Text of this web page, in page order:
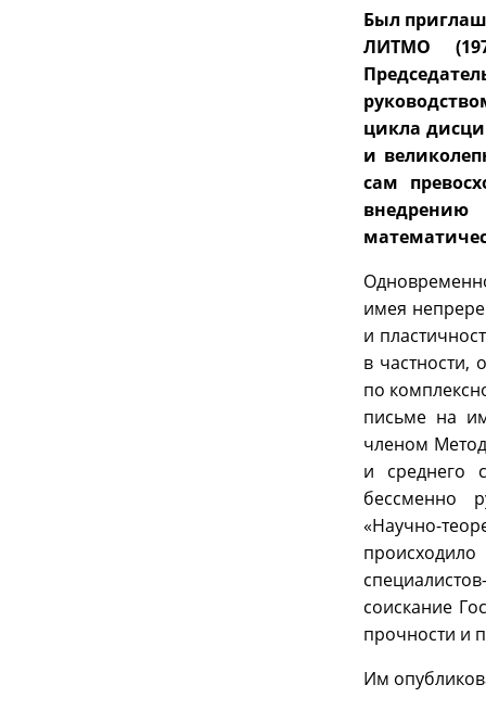
Был
ЛИТМО
цикла
и
сам
имея
и
в частности,
по
письме на
членом
и среднего
бессменно
«Научно-
соискание
прочности и
Им